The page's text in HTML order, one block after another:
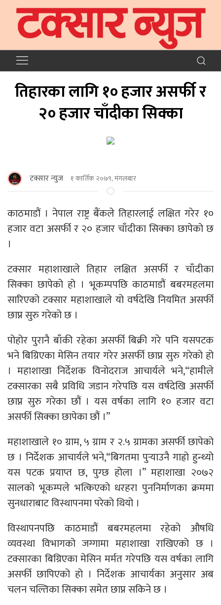
तिहारका लागि १० हजार असर्फी र
२० हजार चाँदीका सिक्का
टक्सार न्युज १ कार्तिक २०७९, मंगलबार
काठमाडौं । नेपाल राष्ट्र बैंकले तिहारलाई लक्षित गरेर १०
हजार वटा असर्फी र २० हजार चाँदीका सिक्का छापेको छ
।
टक्सार महाशाखाले तिहार लक्षित असर्फी र चाँदीका
सिक्का छापेको हो । भूकम्पपछि काठमाडौं बबरमहलमा
सारिएको टक्सार महाशाखाले यो वर्षदेखि नियमित असर्फी
छाप्न सुरु गरेको छ ।
पोहोर पुरानै बाँकी रहेका असर्फी बिक्री गरे पनि यसपटक
भने बिग्रिएका मेसिन तयार गरेर असर्फी छाप्न सुरु गरेको हो
। महाशाखा निर्देशक विनोदराज आचार्यले भने,“हामीले
टक्सारका सबै प्रविधि जडान गरेपछि यस वर्षदेखि असर्फी
छाप्न सुरु गरेका छौं । यस वर्षका लागि १० हजार वटा
असर्फी सिक्का छापेका छौं ।”
महाशाखाले १० ग्राम, ५ ग्राम र २.५ ग्रामका असर्फी छापेको
छ । निर्देशक आचार्यले भने,“बिगतमा पुर्‍याउनै गाह्रो हुन्थ्यो
यस पटक प्रयाप्त छ, पुग्छ होला ।” महाशाखा २०७२
सालको भूकम्पले भत्किएको धरहरा पुननिर्माणका क्रममा
सुनधाराबाट विस्थापनमा परेको थियो ।
विस्थापनपछि काठमाडौं बबरमहलमा रहेको औषधि
व्यवस्था विभागको जग्गामा महाशाखा राखिएको छ ।
टक्सारका बिग्रिएका मेसिन मर्मत गरेपछि यस वर्षका लागि
असर्फी छापिएको हो । निर्देशक आचार्यका अनुसार अब
चलन चल्तिका सिक्का समेत छाप्न सकिने छ ।